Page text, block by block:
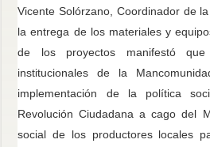
Vicente Solórzano, Coordinador de
la entrega de los materiales y
de los proyectos manifestó
institucionales de la
implementación de la política
Revolución Ciudadana a cago del
social de los productores locales